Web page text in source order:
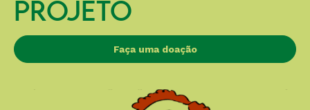
PROJETO
Faça uma doação